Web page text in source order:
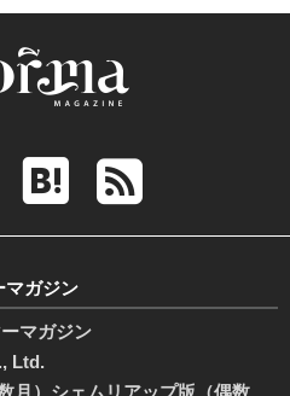
マガジン
マガジン
Ltd.
月）シェムリアップ版（偶数